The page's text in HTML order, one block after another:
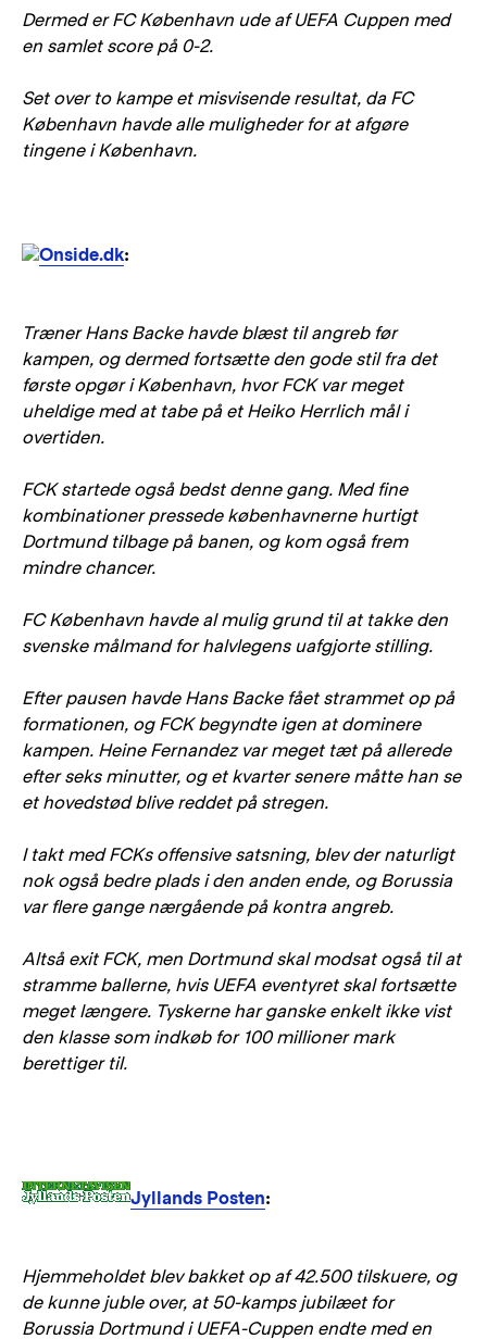
Dermed er FC København ude af UEFA Cuppen med
en samlet score på 0-2.
Set over to kampe et misvisende resultat, da FC
København havde alle muligheder for at afgøre
tingene i København.
Onside.dk:
Træner Hans Backe havde blæst til angreb før
kampen, og dermed fortsætte den gode stil fra det
første opgør i København, hvor FCK var meget
uheldige med at tabe på et Heiko Herrlich mål i
overtiden.
FCK startede også bedst denne gang. Med fine
kombinationer pressede københavnerne hurtigt
Dortmund tilbage på banen, og kom også frem
mindre chancer.
FC København havde al mulig grund til at takke den
svenske målmand for halvlegens uafgjorte stilling.
Efter pausen havde Hans Backe fået strammet op på
formationen, og FCK begyndte igen at dominere
kampen. Heine Fernandez var meget tæt på allerede
efter seks minutter, og et kvarter senere måtte han se
et hovedstød blive reddet på stregen.
I takt med FCKs offensive satsning, blev der naturligt
nok også bedre plads i den anden ende, og Borussia
var flere gange nærgående på kontra angreb.
Altså exit FCK, men Dortmund skal modsat også til at
stramme ballerne, hvis UEFA eventyret skal fortsætte
meget længere. Tyskerne har ganske enkelt ikke vist
den klasse som indkøb for 100 millioner mark
berettiger til.
Jyllands Posten:
Hjemmeholdet blev bakket op af 42.500 tilskuere, og
de kunne juble over, at 50-kamps jubilæet for
Borussia Dortmund i UEFA-Cuppen endte med en